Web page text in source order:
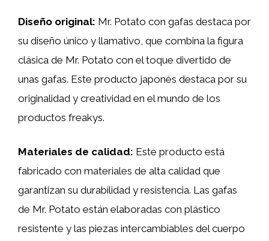
Diseño original: Mr. Potato con gafas destaca por
su diseño único y llamativo, que combina la figura
clásica de Mr. Potato con el toque divertido de
unas gafas. Este producto japonés destaca por su
originalidad y creatividad en el mundo de los
productos freakys.
Materiales de calidad: Este producto está
fabricado con materiales de alta calidad que
garantizan su durabilidad y resistencia. Las gafas
de Mr. Potato están elaboradas con plástico
resistente y las piezas intercambiables del cuerpo